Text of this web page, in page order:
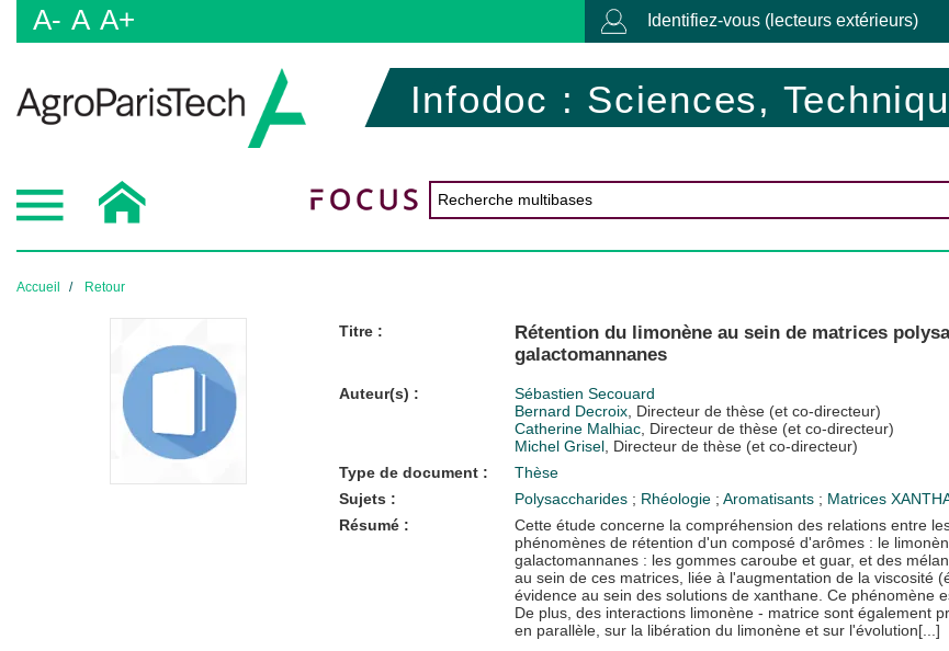
A- A A+ Identifiez-vous (lecteurs extérieurs)
Infodoc : Sciences,
Accueil Retour
Titre :
Rétention du limonène au sein de matrices
galactomannanes
Auteur(s) :
Sébastien Secouard
Bernard Decroix, Directeur de thèse (et co-directeur)
Catherine Malhiac, Directeur de thèse (et co-directeur)
Michel Grisel, Directeur de thèse (et co-directeur)
Type de document :
Thèse
Sujets :
Polysaccharides ; Rhéologie ; Aromatisants ; Matrices
Résumé :
Cette étude concerne la compréhension des relations entre
phénomènes de rétention d'un composé d'arômes : le
galactomannanes : les gommes caroube et guar, et des
au sein de ces matrices, liée à l'augmentation de la viscosité
évidence au sein des solutions de xanthane. Ce phénomène
De plus, des interactions limonène - matrice sont également
en parallèle, sur la libération du limonène et sur l'évolution[...]